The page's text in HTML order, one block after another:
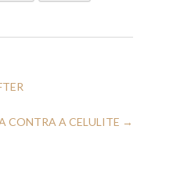
CONTRA A CELULITE →